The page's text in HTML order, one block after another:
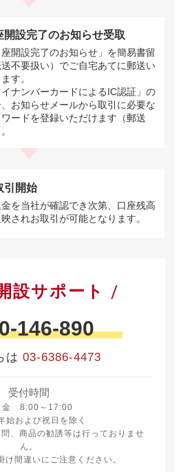
開設完了のお知らせ受取
座開設完了のお知らせ」を簡易書留
送不要扱い）でご自宅あてに郵送い
す。
イナンバーカードによるIC認証」の
お知らせメールから取引に必要な
ードを登録いただけます（郵送
引開始
金を当社が確認でき次第、口座残高
されお取引が可能となります。
設サポート
146-890
は 03-6386-4473
受付時間
金 8:00～17:00
金曜日 8時から17時
始および祝日を除く
、商品の勧誘等は行っておりませ
ん。
間違いにご注意ください。